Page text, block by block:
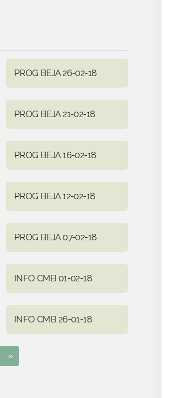
PROG BEJA 26-02-18
PROG BEJA 21-02-18
PROG BEJA 16-02-18
PROG BEJA 12-02-18
PROG BEJA 07-02-18
INFO CMB 01-02-18
INFO CMB 26-01-18
»